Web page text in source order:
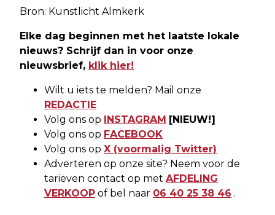
Bron: Kunstlicht Almkerk
Elke dag beginnen met het laatste lokale
nieuws? Schrijf dan in voor onze
nieuwsbrief, klik hier!
Wilt u iets te melden? Mail onze
REDACTIE
Volg ons op INSTAGRAM [NIEUW!]
Volg ons op FACEBOOK
Volg ons op X (voormalig Twitter)
Adverteren op onze site? Neem voor de
tarieven contact op met AFDELING
VERKOOP of bel naar 06 40 25 38 46 .